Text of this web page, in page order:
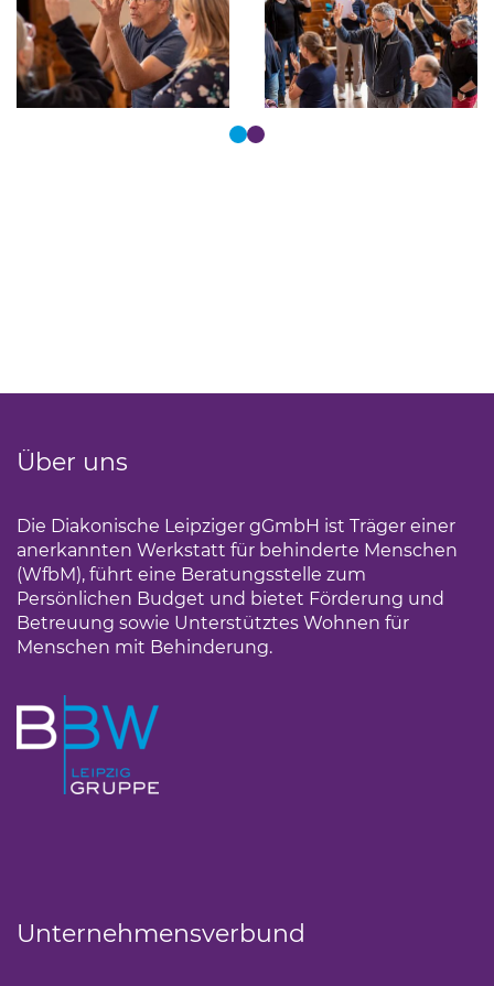
Über uns
Die Diakonische Leipziger gGmbH ist Träger einer
anerkannten Werkstatt für behinderte Menschen
(WfbM), führt eine Beratungsstelle zum
Persönlichen Budget und bietet Förderung und
Betreuung sowie Unterstütztes Wohnen für
Menschen mit Behinderung.
Unternehmensverbund